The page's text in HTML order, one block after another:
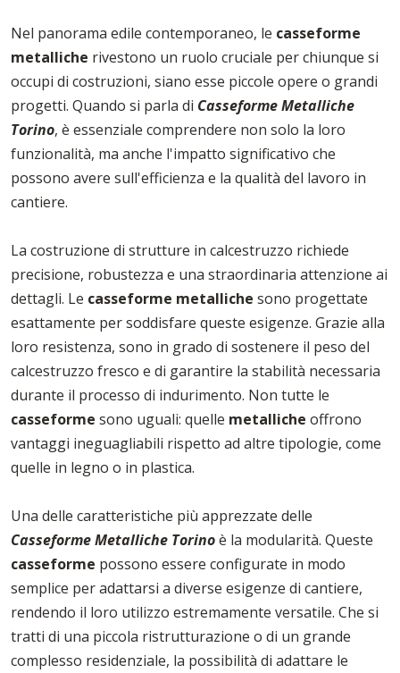
Nel panorama edile contemporaneo, le casseforme
metalliche rivestono un ruolo cruciale per chiunque si
occupi di costruzioni, siano esse piccole opere o grandi
progetti. Quando si parla di Casseforme Metalliche
Torino, è essenziale comprendere non solo la loro
funzionalità, ma anche l'impatto significativo che
possono avere sull'efficienza e la qualità del lavoro in
cantiere.
La costruzione di strutture in calcestruzzo richiede
precisione, robustezza e una straordinaria attenzione ai
dettagli. Le casseforme metalliche sono progettate
esattamente per soddisfare queste esigenze. Grazie alla
loro resistenza, sono in grado di sostenere il peso del
calcestruzzo fresco e di garantire la stabilità necessaria
durante il processo di indurimento. Non tutte le
casseforme sono uguali: quelle metalliche offrono
vantaggi ineguagliabili rispetto ad altre tipologie, come
quelle in legno o in plastica.
Una delle caratteristiche più apprezzate delle
Casseforme Metalliche Torinoè la modularità. Queste
casseforme possono essere configurate in modo
semplice per adattarsi a diverse esigenze di cantiere,
rendendo il loro utilizzo estremamente versatile. Che si
tratti di una piccola ristrutturazione o di un grande
complesso residenziale, la possibilità di adattare le